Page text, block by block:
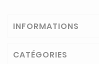
INFORMATIONS
CATÉGORIES